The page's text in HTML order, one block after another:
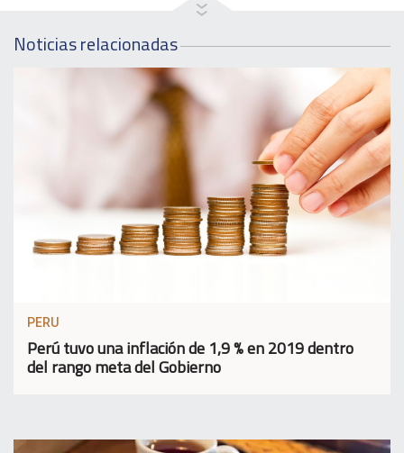
Noticias relacionadas
PERU
Perú tuvo una inflación de 1,9 % en 2019 dentro
del rango meta del Gobierno